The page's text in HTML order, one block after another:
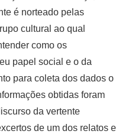
é norteado pelas
cultural ao qual
como os
papel social e o da
para coleta dos dados o
obtidas foram
da vertente
de um dos relatos e